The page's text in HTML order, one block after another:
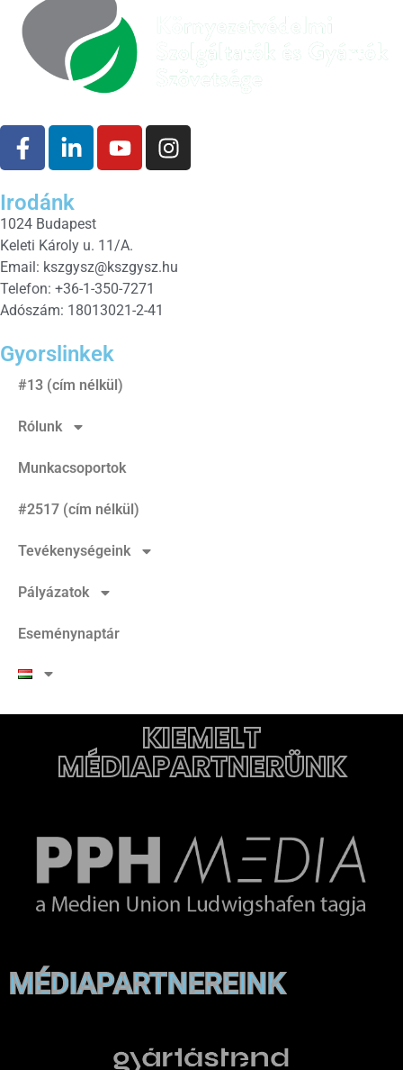
Irodánk
1024 Budapest
Keleti Károly u. 11/A.
Email: kszgysz@kszgysz.hu
Telefon: +36-1-350-7271
Adószám: 18013021-2-41
Gyorslinkek
#13 (cím nélkül)
Rólunk
Munkacsoportok
#2517 (cím nélkül)
Tevékenységeink
Pályázatok
Eseménynaptár
KIEMELT
MÉDIAPARTNERÜNK
MÉDIAPARTNEREINK